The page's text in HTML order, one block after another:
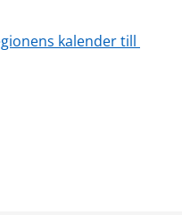
kalender till